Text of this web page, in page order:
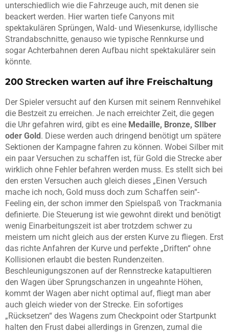
unterschiedlich wie die Fahrzeuge auch, mit denen sie
beackert werden. Hier warten tiefe Canyons mit
spektakulären Sprüngen, Wald- und Wiesenkurse, idyllische
Strandabschnitte, genauso wie typische Rennkurse und
sogar Achterbahnen deren Aufbau nicht spektakulärer sein
könnte.
200 Strecken warten auf ihre Freischaltung
Der Spieler versucht auf den Kursen mit seinem Rennvehikel
die Bestzeit zu erreichen. Je nach erreichter Zeit, die gegen
die Uhr gefahren wird, gibt es eine Medaille, Bronze, SIlber
oder Gold . Diese werden auch dringend benötigt um spätere
Sektionen der Kampagne fahren zu können. Wobei Silber mit
ein paar Versuchen zu schaffen ist, für Gold die Strecke aber
wirklich ohne Fehler befahren werden muss. Es stellt sich bei
den ersten Versuchen auch gleich dieses „Einen Versuch
mache ich noch, Gold muss doch zum Schaffen sein“-
Feeling ein, der schon immer den Spielspaß von Trackmania
definierte. Die Steuerung ist wie gewohnt direkt und benötigt
wenig Einarbeitungszeit ist aber trotzdem schwer zu
meistern um nicht gleich aus der ersten Kurve zu fliegen. Erst
das richte Anfahren der Kurve und perfekte „Driften“ ohne
Kollisionen erlaubt die besten Rundenzeiten.
Beschleunigungszonen auf der Rennstrecke katapultieren
den Wagen über Sprungschanzen in ungeahnte Höhen,
kommt der Wagen aber nicht optimal auf, fliegt man aber
auch gleich wieder von der Strecke. Ein sofortiges
„Rücksetzen“ des Wagens zum Checkpoint oder Startpunkt
halten den Frust dabei allerdings in Grenzen, zumal die